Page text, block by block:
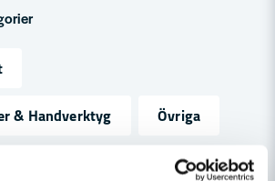
denna produkten...
& Handverktyg
Övriga